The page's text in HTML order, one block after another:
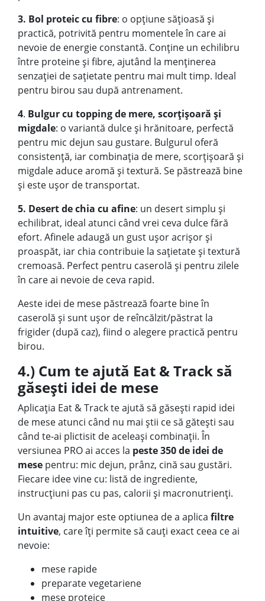
3. Bol proteic cu fibre: o opțiune sățioasă și
practică, potrivită pentru momentele în care ai
nevoie de energie constantă. Conține un echilibru
între proteine și fibre, ajutând la menținerea
senzației de sațietate pentru mai mult timp. Ideal
pentru birou sau după antrenament.
4. Bulgur cu topping de mere, scorțișoară și
migdale: o variantă dulce și hrănitoare, perfectă
pentru mic dejun sau gustare. Bulgurul oferă
consistență, iar combinația de mere, scorțișoară și
migdale aduce aromă și textură. Se păstrează bine
și este ușor de transportat.
5. Desert de chia cu afine: un desert simplu și
echilibrat, ideal atunci când vrei ceva dulce fără
efort. Afinele adaugă un gust ușor acrișor și
proaspăt, iar chia contribuie la sațietate și textură
cremoasă. Perfect pentru caserolă și pentru zilele
în care ai nevoie de ceva rapid.
Aeste idei de mese păstrează foarte bine în
caserolă și sunt ușor de reîncălzit/păstrat la
frigider (după caz), fiind o alegere practică pentru
birou.
4.) Cum te ajută Eat & Track să
găsești idei de mese
Aplicația Eat & Track te ajută să găsești rapid idei
de mese atunci când nu mai știi ce să gătești sau
când te-ai plictisit de aceleași combinații. În
versiunea PRO ai acces la peste 350 de idei de
mese pentru: mic dejun, prânz, cină sau gustări.
Fiecare idee vine cu: listă de ingrediente,
instrucțiuni pas cu pas, calorii și macronutrienți.
Un avantaj major este optiunea de a aplica filtre
intuitive, care îți permite să cauți exact ceea ce ai
nevoie:
mese rapide
preparate vegetariene
mese proteice